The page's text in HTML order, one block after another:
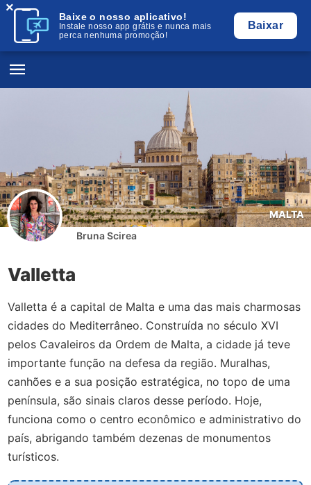
Baixe o nosso aplicativo!
Instale nosso app grátis e nunca mais
perca nenhuma promoção!
Baixar
×
MALTA
Bruna Scirea
Valletta
Valletta é a capital de Malta e uma das mais charmosas
cidades do Mediterrâneo. Construída no século XVI
pelos Cavaleiros da Ordem de Malta, a cidade já teve
importante função na defesa da região. Muralhas,
canhões e a sua posição estratégica, no topo de uma
península, são sinais claros desse período. Hoje,
funciona como o centro econômico e administrativo do
país, abrigando também dezenas de monumentos
turísticos.